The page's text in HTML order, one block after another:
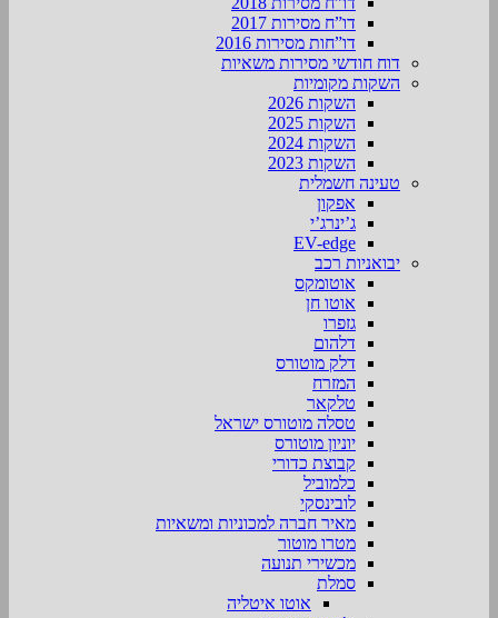
דו”ח מסירות 2017
דו”חות מסירות 2016
דוח חודשי מסירות משאיות
השקות מקומיות
השקות 2026
השקות 2025
השקות 2024
השקות 2023
טעינה חשמלית
אפקון
ג’ינרג’י
EV-edge
יבואניות רכב
אוטומקס
אוטו חן
גזפרו
דלהום
דלק מוטורס
המזרח
טלקאר
טסלה מוטורס ישראל
יוניון מוטורס
קבוצת כדורי
כלמוביל
לובינסקי
מאיר חברה למכוניות ומשאיות
מטרו מוטור
מכשירי תנועה
סמלת
אוטו איטליה